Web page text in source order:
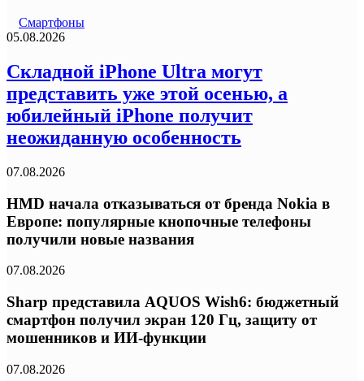
Смартфоны
05.08.2026
Складной iPhone Ultra могут
представить уже этой осенью, а
юбилейный iPhone получит
неожиданную особенность
07.08.2026
HMD начала отказываться от бренда Nokia в
Европе: популярные кнопочные телефоны
получили новые названия
07.08.2026
Sharp представила AQUOS Wish6: бюджетный
смартфон получил экран 120 Гц, защиту от
мошенников и ИИ-функции
07.08.2026